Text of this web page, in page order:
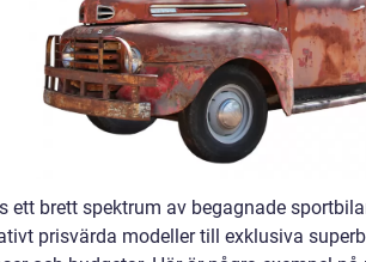
ett brett spektrum av begagnade
prisvärda modeller till exklusiva